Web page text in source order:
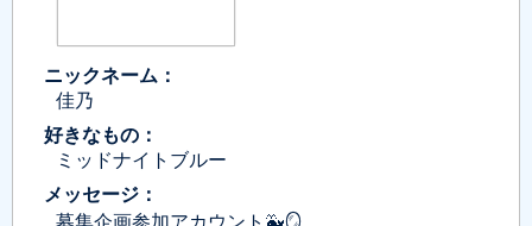
ニックネーム：
佳乃
好きなもの：
ミッドナイトブルー
メッセージ：
募集企画参加アカウント🐳🪞